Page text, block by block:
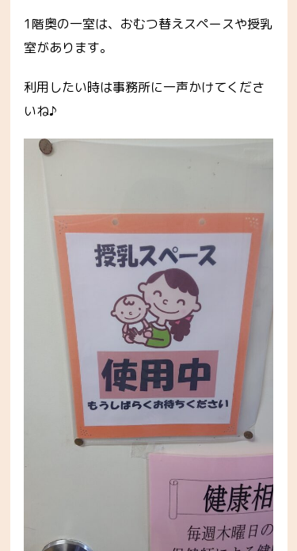
1階奥の一室は、おむつ替えスペースや授乳
室があります。
利用したい時は事務所に一声かけてくださ
いね♪